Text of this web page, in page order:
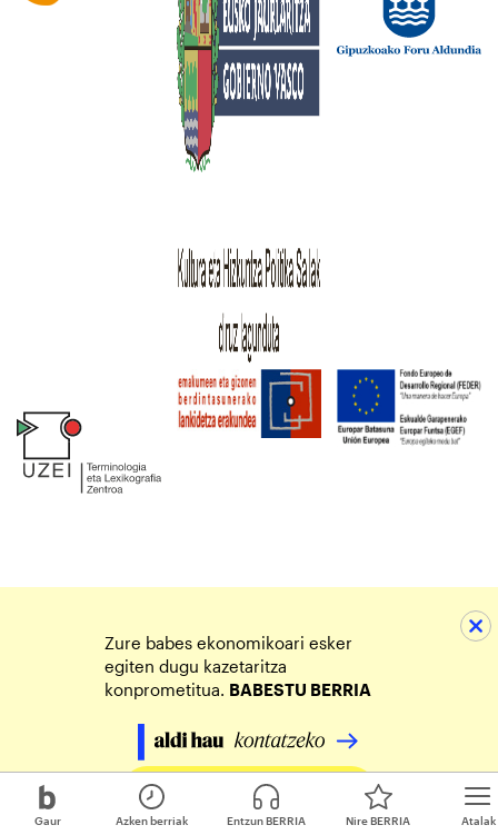
Gaur Atalak
Azken berriak Entzun BERRIA Nire BERRIA
Zure babes ekonomikoari esker
egiten dugu kazetaritza
konprometitua. BABESTU BERRIA
Egin zure ekarpena